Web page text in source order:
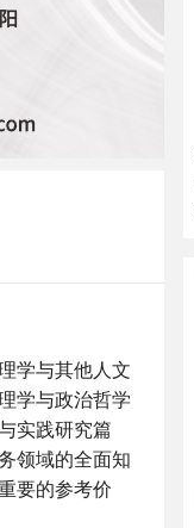
学与其他人文
学与政治哲学
实践研究篇
领域的全面知
要的参考价